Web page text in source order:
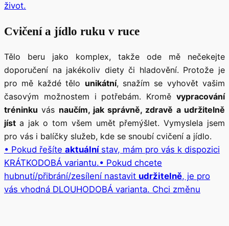
život.
Cvičení a jídlo ruku v ruce
Tělo beru jako komplex, takže ode mě nečekejte
doporučení na jakékoliv diety či hladovění. Protože je
pro mě každé tělo unikátní, snažím se vyhovět vašim
časovým možnostem i potřebám. Kromě vypracování
tréninku vás naučím, jak správně, zdravě a udržitelně
jíst a jak o tom všem umět přemýšlet. Vymyslela jsem
pro vás i balíčky služeb, kde se snoubí cvičení a jídlo.
• Pokud řešíte aktuální stav, mám pro vás k dispozici
KRÁTKODOBÁ variantu.• Pokud chcete
hubnutí/přibrání/zesílení nastavit udržitelně, je pro
vás vhodná DLOUHODOBÁ varianta. Chci změnu